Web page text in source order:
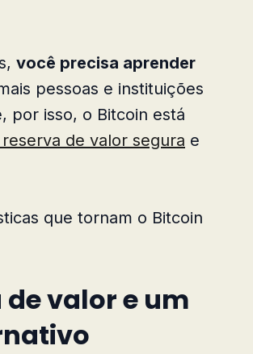
você precisa aprender
pessoas e instituições
por isso, o Bitcoin está
de valor segura e
que tornam o Bitcoin
de valor e um